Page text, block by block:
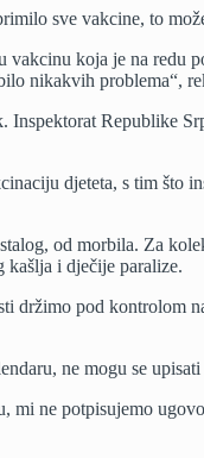
sve vakcine, to
koja je na redu
nikakvih problema“,
Republike
djeteta, s tim što
od morbila. Za
kašlja i dječije paralize.
držimo pod kontrolom
ne mogu se
ne potpisujemo